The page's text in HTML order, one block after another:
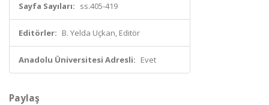
Sayfa Sayıları: ss.405-419
Editörler: B. Yelda Uçkan, Editör
Anadolu Üniversitesi Adresli: Evet
Paylaş